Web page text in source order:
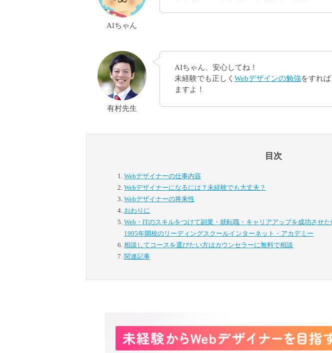
AIちゃん
有村先生
AIちゃん、安心してね！
未経験でも正しく Webデザインの勉強をすれ
ますよ！
目次
Webデザイナーの仕事内容
Webデザイナーになるには？未経験でも大丈夫？
Webデザイナーの将来性
おわりに
Web・ITのスキルをつけて副業・就転職・キャリアアップを成功させ
1995年開校のリーディングスクールインターネット・アカデミー
相談してコースを選びたい方はカウンセラーに無料で相談
関連記事